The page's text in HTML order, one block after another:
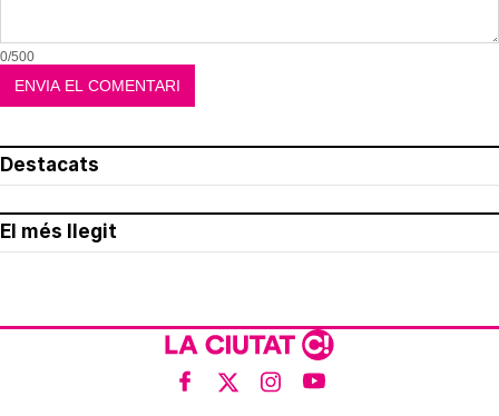
0/500
Destacats
El més llegit